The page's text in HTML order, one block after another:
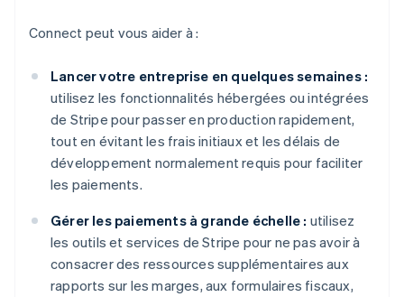
Connect peut vous aider à :
Lancer votre entreprise en quelques semaines :
utilisez les fonctionnalités hébergées ou intégrées
de Stripe pour passer en production rapidement,
tout en évitant les frais initiaux et les délais de
développement normalement requis pour faciliter
les paiements.
Gérer les paiements à grande échelle : utilisez
les outils et services de Stripe pour ne pas avoir à
consacrer des ressources supplémentaires aux
rapports sur les marges, aux formulaires fiscaux,